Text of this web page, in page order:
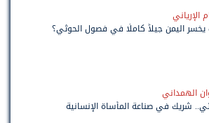
الإرياني
اليمن جيلاً كاملًا في فصول الحوثي؟
الهمداني
شريك في صناعة المأساة الإنسانية